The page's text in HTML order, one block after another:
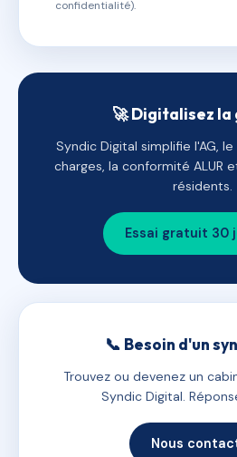
confidentialité).
🚀 Digitalisez la
Syndic Digital simplifie l'AG,
charges, la conformité ALUR
résidents.
Essai gratuit 30
📞 Besoin d'un
Trouvez ou devenez un
Syndic Digital.
Nous